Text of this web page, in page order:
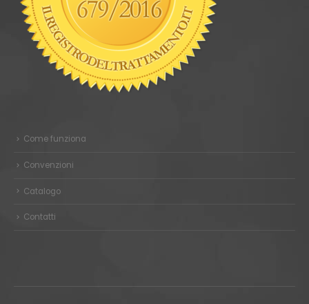
Come funziona
Convenzioni
Catalogo
Contatti